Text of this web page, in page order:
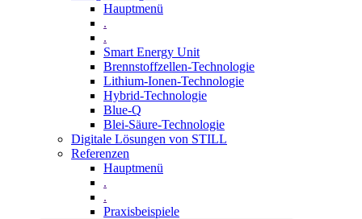
Hauptmenü
.
.
Smart Energy Unit
Brennstoffzellen-Technologie
Lithium-Ionen-Technologie
Hybrid-Technologie
Blue-Q
Blei-Säure-Technologie
Digitale Lösungen von STILL
Referenzen
Hauptmenü
.
.
Praxisbeispiele